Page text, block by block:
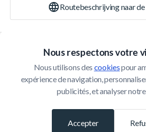
Nous respectons votre
Nous utilisons des cookies pour
expérience de navigation,
publicités, et analyser
Accepter
Service Client
Routebeschrijving naar